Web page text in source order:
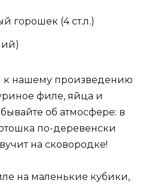
горошек (4 ст.л.)
к нашему произведению
филе, яйца и
об атмосфере: в
по-деревенски
на сковородке!
на маленькие кубики,